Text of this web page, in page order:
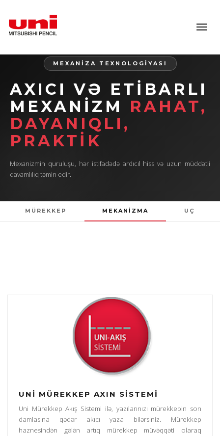
MEXANİZA TEXNOLOGİYASI
AXICI VƏ ETIBARLI
MEXANIZM RAHAT,
DAYANIQLI,
PRAKTIK
Mexanizmin quruluşu, hər istifadədə ardıcıl hiss və uzun müddətli
davamlılıq təmin edir.
MÜREKKEP MEKANİZMA UÇ
UNI MÜREKKEP AXIN SISTEMI
Uni Mürekkep Akış Sistemi ilə, yazılarınızı mürekkebin son
damlasına qədər akıcı yaza bilərsiniz. Mürekkep
haznesindən gələn artıq mürekkep müvəqqəti olaraq